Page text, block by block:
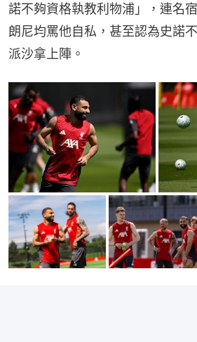
諾不夠資格執教利物浦」，連名
朗尼均罵他自私，甚至認為史諾
派沙拿上陣。